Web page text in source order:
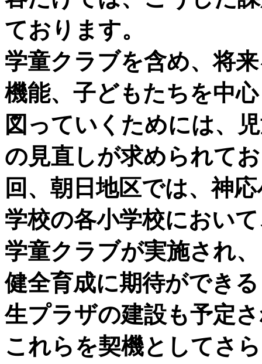
ております。
学童クラブを含め、将
機能、子どもたちを中
図っていくためには、
の見直しが求められて
回、朝日地区では、神
学校の各小学校におい
学童クラブが実施され
健全育成に期待ができ
生プラザの建設も予定
これらを契機としてさ